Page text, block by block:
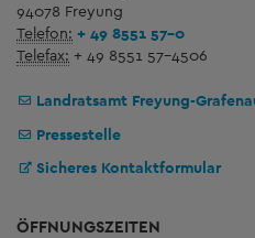
94078 Freyung
Telefon: + 49 8551 57-0
Telefax: + 49 8551 57-4506
Landratsamt Freyung-
Pressestelle
Sicheres Kontaktformular
ÖFFNUNGSZEITEN